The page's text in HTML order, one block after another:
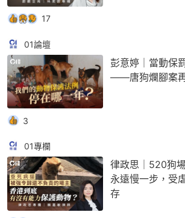
17
01論壇
彭意婷｜當動保
——唐狗爛腳案
3
01專欄
律政思｜520狗
永遠慢一步，受
存